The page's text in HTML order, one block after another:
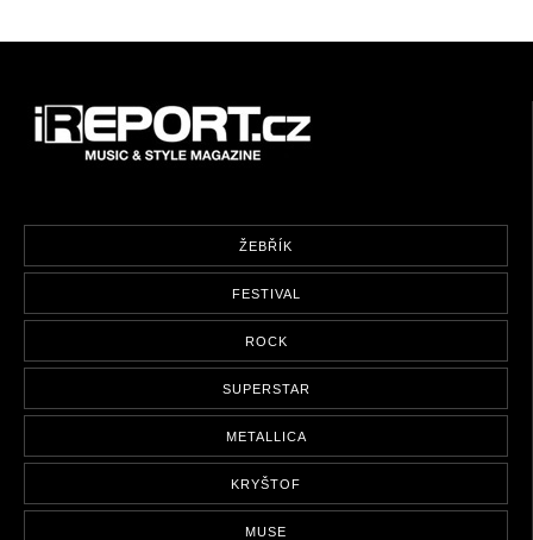
ŽEBŘÍK
FESTIVAL
ROCK
SUPERSTAR
METALLICA
KRYŠTOF
MUSE